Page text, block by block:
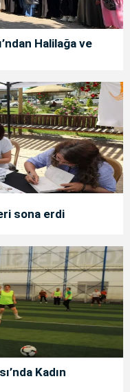
Halilağa ve
sona erdi
Kadın